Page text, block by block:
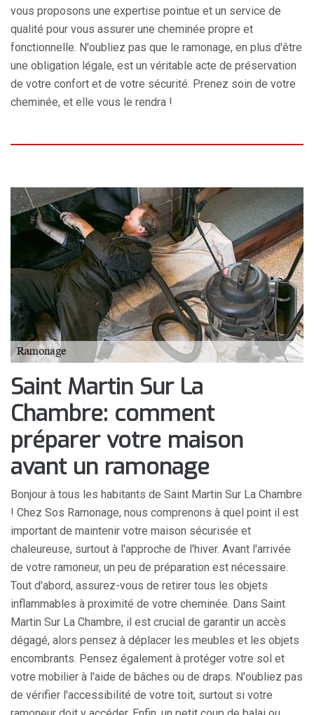
vous proposons une expertise pointue et un service de
qualité pour vous assurer une cheminée propre et
fonctionnelle. N'oubliez pas que le ramonage, en plus d'être
une obligation légale, est un véritable acte de préservation
de votre confort et de votre sécurité. Prenez soin de votre
cheminée, et elle vous le rendra !
Saint Martin Sur La
Chambre: comment
préparer votre maison
avant un ramonage
Bonjour à tous les habitants de Saint Martin Sur La Chambre
! Chez Sos Ramonage, nous comprenons à quel point il est
important de maintenir votre maison sécurisée et
chaleureuse, surtout à l'approche de l'hiver. Avant l'arrivée
de votre ramoneur, un peu de préparation est nécessaire.
Tout d'abord, assurez-vous de retirer tous les objets
inflammables à proximité de votre cheminée. Dans Saint
Martin Sur La Chambre, il est crucial de garantir un accès
dégagé, alors pensez à déplacer les meubles et les objets
encombrants. Pensez également à protéger votre sol et
votre mobilier à l'aide de bâches ou de draps. N'oubliez pas
de vérifier l'accessibilité de votre toit, surtout si votre